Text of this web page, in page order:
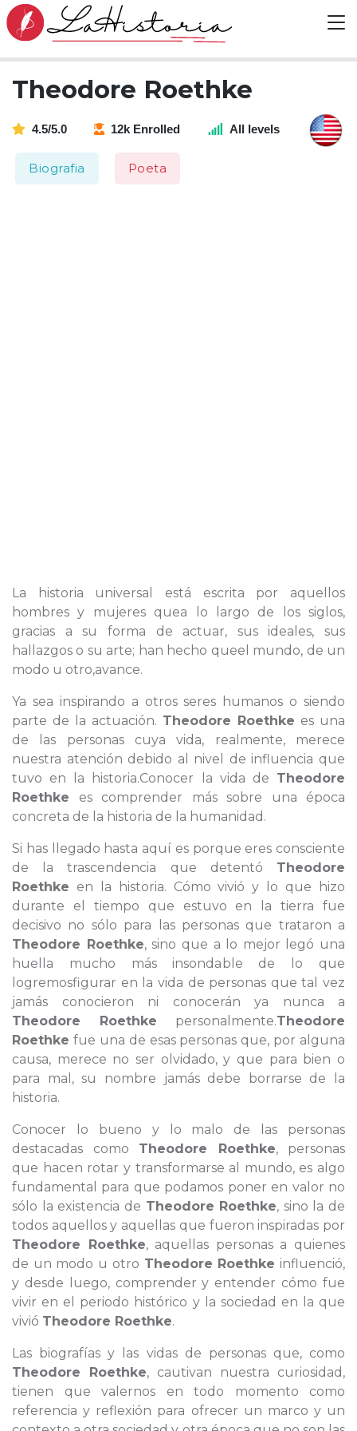
Theodore Roethke
4.5/5.0 12k Enrolled All levels
Biografia Poeta
La historia universal está escrita por aquellos
hombres y mujeres quea lo largo de los siglos,
gracias a su forma de actuar, sus ideales, sus
hallazgos o su arte; han hecho queel mundo, de un
modo u otro,avance.
Ya sea inspirando a otros seres humanos o siendo
parte de la actuación. Theodore Roethke es una
de las personas cuya vida, realmente, merece
nuestra atención debido al nivel de influencia que
tuvo en la historia.Conocer la vida de Theodore
Roethke es comprender más sobre una época
concreta de la historia de la humanidad.
Si has llegado hasta aquí es porque eres consciente
de la trascendencia que detentó Theodore
Roethke en la historia. Cómo vivió y lo que hizo
durante el tiempo que estuvo en la tierra fue
decisivo no sólo para las personas que trataron a
Theodore Roethke, sino que a lo mejor legó una
huella mucho más insondable de lo que
logremosfigurar en la vida de personas que tal vez
jamás conocieron ni conocerán ya nunca a
Theodore Roethke personalmente.Theodore
Roethke fue una de esas personas que, por alguna
causa, merece no ser olvidado, y que para bien o
para mal, su nombre jamás debe borrarse de la
historia.
Conocer lo bueno y lo malo de las personas
destacadas como Theodore Roethke, personas
que hacen rotar y transformarse al mundo, es algo
fundamental para que podamos poner en valor no
sólo la existencia de Theodore Roethke, sino la de
todos aquellos y aquellas que fueron inspiradas por
Theodore Roethke, aquellas personas a quienes
de un modo u otro Theodore Roethke influenció,
y desde luego, comprender y entender cómo fue
vivir en el periodo histórico y la sociedad en la que
vivió Theodore Roethke.
Las biografías y las vidas de personas que, como
Theodore Roethke, cautivan nuestra curiosidad,
tienen que valernos en todo momento como
referencia y reflexión para ofrecer un marco y un